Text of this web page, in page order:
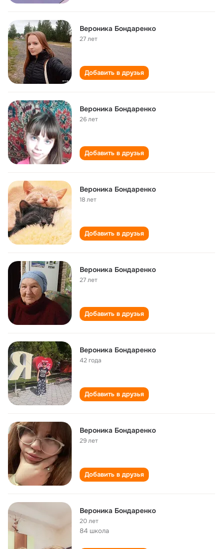
Вероника Бондаренко
27 лет
Добавить в друзья
Вероника Бондаренко
26 лет
Добавить в друзья
Вероника Бондаренко
18 лет
Добавить в друзья
Вероника Бондаренко
27 лет
Добавить в друзья
Вероника Бондаренко
42 года
Добавить в друзья
Вероника Бондаренко
29 лет
Добавить в друзья
Вероника Бондаренко
20 лет
84 школа